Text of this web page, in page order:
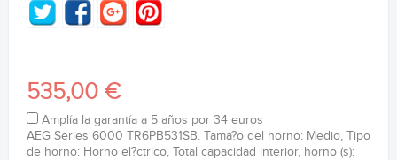
535,00 €
Amplía la garantía a 5 años por 34 euros
AEG Series 6000 TR6PB531SB. Tama?o del horno: Medio, Tipo
de horno: Horno el?ctrico, Total capacidad interior, horno (s):